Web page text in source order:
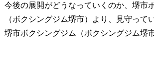
今後の展開がどうなっていくのか、堺市
（ボクシングジム堺市）より、見守って
堺市ボクシングジム（ボクシングジム堺